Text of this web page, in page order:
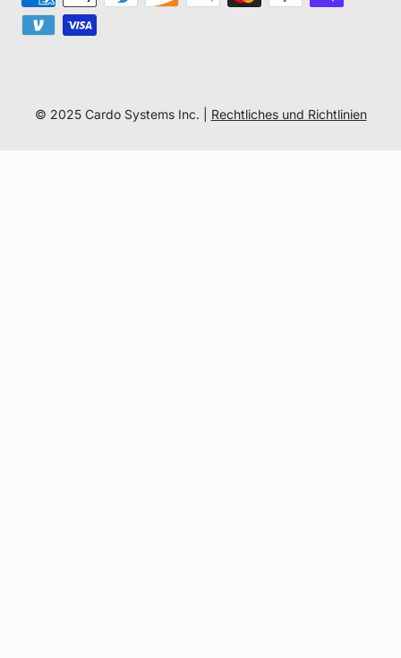
© 2025 Cardo Systems Inc. | Rechtliches und Richtlinien